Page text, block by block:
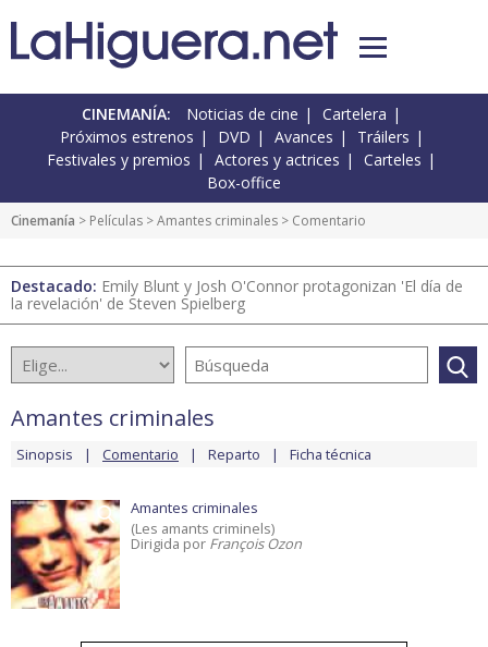
CINEMANÍA: Noticias de cine
Cartelera
Próximos estrenos
DVD Avances
Tráilers
Festivales y premios
Actores y actrices
Carteles
Box-office
Cinemanía > Películas >Amantes criminales > Comentario
Destacado: Emily Blunt y Josh O'Connor protagonizan 'El día de
la revelación' de Steven Spielberg
Amantes criminales
Sinopsis Comentario Reparto Ficha técnica
Amantes criminales
(Les amants criminels)
Dirigida por François Ozon